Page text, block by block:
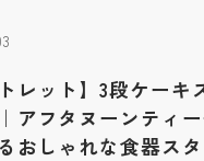
トレット】3段ケーキ
アフタヌーンティ
おしゃれな食器ス